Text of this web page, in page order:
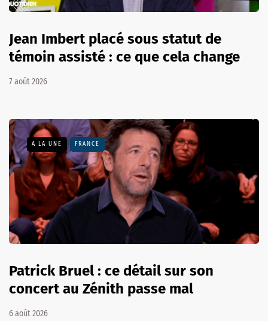
Jean Imbert placé sous statut de
témoin assisté : ce que cela change
7 août 2026
A LA UNE FRANCE
Patrick Bruel : ce détail sur son
concert au Zénith passe mal
6 août 2026